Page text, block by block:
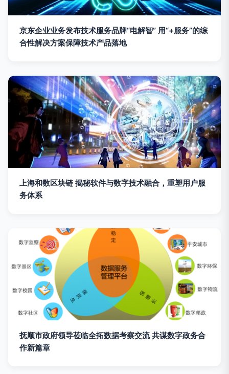
京东企业业务发布技术服务品牌“电解智” 用“+服务”的综
合性解决方案保障技术产品落地
上海和数区块链 揭秘软件与数字技术融合，重塑用户服
务体系
抚顺市政府领导莅临全拓数据考察交流 共谋数字政务合
作新篇章